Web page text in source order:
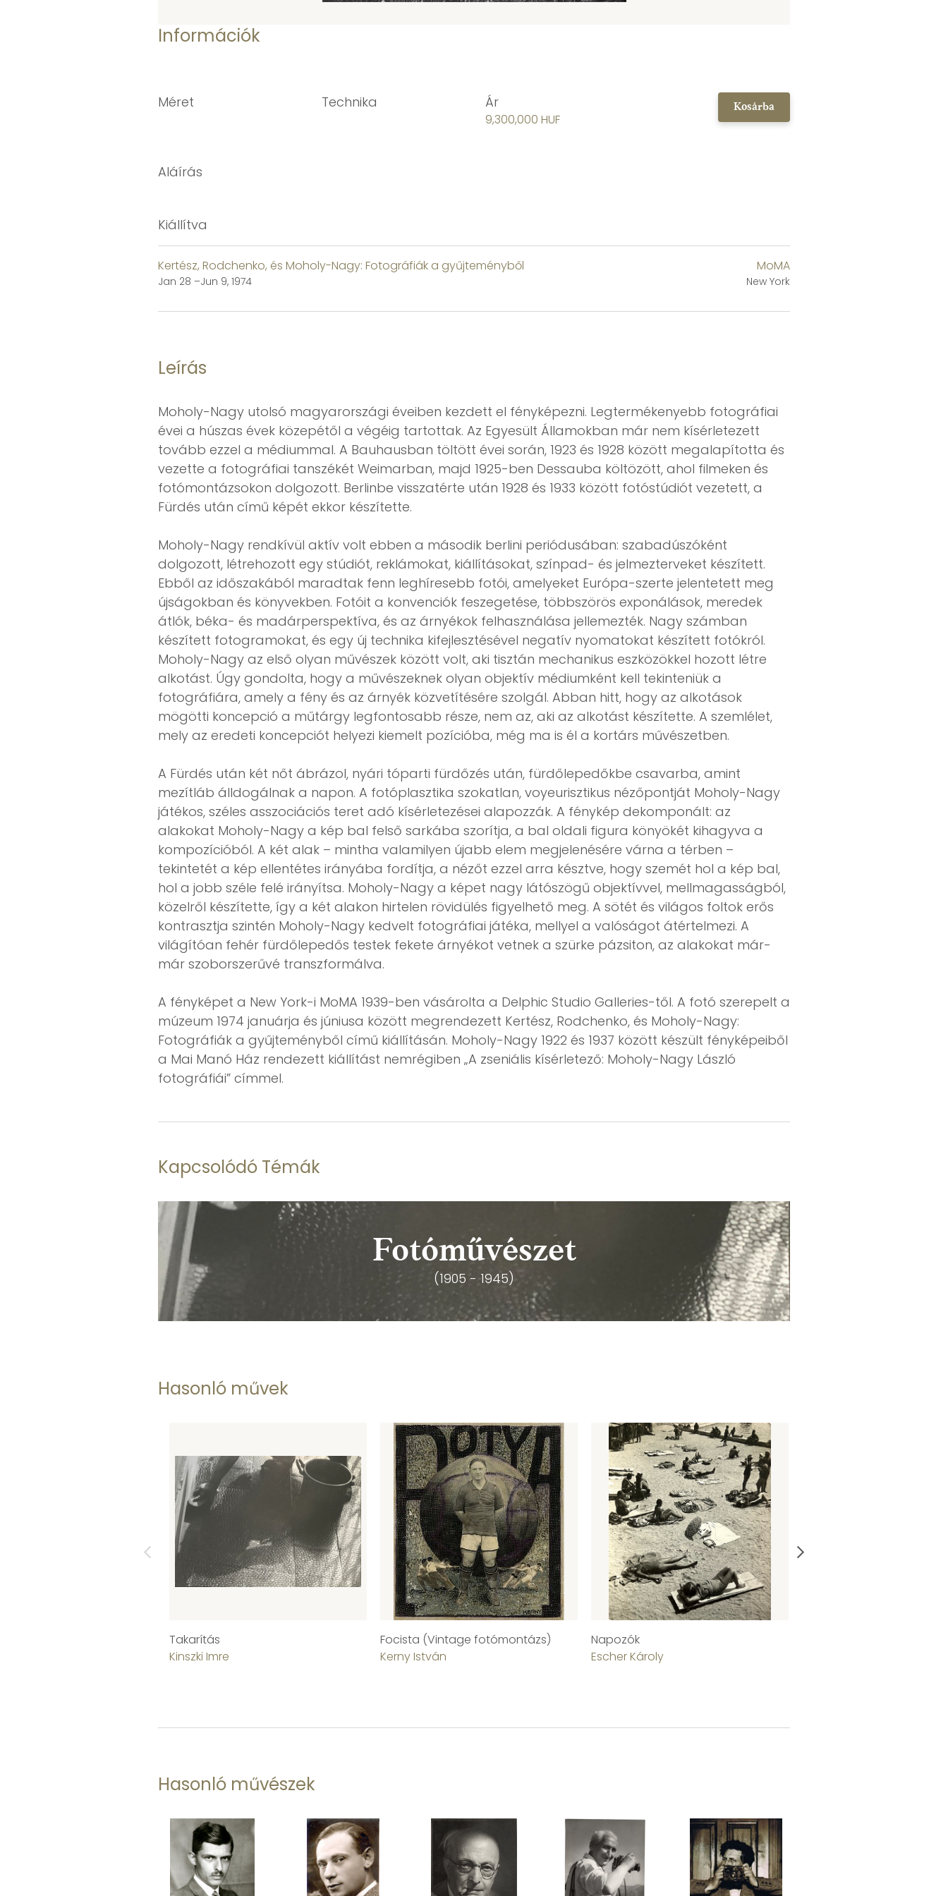
Információk
Méret Technika Ár
9,300,000 HUF
Kosárba
Aláírás
Kiállítva
Kertész, Rodchenko, és Moholy-Nagy: Fotográfiák a gyűjteményből
Jan 28 –Jun 9, 1974
MoMA
New York
Leírás
Moholy-Nagy utolsó magyarországi éveiben kezdett el fényképezni. Legtermékenyebb fotográfiai
évei a húszas évek közepétől a végéig tartottak. Az Egyesült Államokban már nem kísérletezett
tovább ezzel a médiummal. A Bauhausban töltött évei során, 1923 és 1928 között megalapította és
vezette a fotográfiai tanszékét Weimarban, majd 1925-ben Dessauba költözött, ahol filmeken és
fotómontázsokon dolgozott. Berlinbe visszatérte után 1928 és 1933 között fotóstúdiót vezetett, a
Fürdés után című képét ekkor készítette.
Moholy-Nagy rendkívül aktív volt ebben a második berlini periódusában: szabadúszóként
dolgozott, létrehozott egy stúdiót, reklámokat, kiállításokat, színpad- és jelmezterveket készített.
Ebből az időszakából maradtak fenn leghíresebb fotói, amelyeket Európa-szerte jelentetett meg
újságokban és könyvekben. Fotóit a konvenciók feszegetése, többszörös exponálások, meredek
átlók, béka- és madárperspektíva, és az árnyékok felhasználása jellemezték. Nagy számban
készített fotogramokat, és egy új technika kifejlesztésével negatív nyomatokat készített fotókról.
Moholy-Nagy az első olyan művészek között volt, aki tisztán mechanikus eszközökkel hozott létre
alkotást. Úgy gondolta, hogy a művészeknek olyan objektív médiumként kell tekinteniük a
fotográfiára, amely a fény és az árnyék közvetítésére szolgál. Abban hitt, hogy az alkotások
mögötti koncepció a műtárgy legfontosabb része, nem az, aki az alkotást készítette. A szemlélet,
mely az eredeti koncepciót helyezi kiemelt pozícióba, még ma is él a kortárs művészetben.
A Fürdés után két nőt ábrázol, nyári tóparti fürdőzés után, fürdőlepedőkbe csavarba, amint
mezítláb álldogálnak a napon. A fotóplasztika szokatlan, voyeurisztikus nézőpontját Moholy-Nagy
játékos, széles asszociációs teret adó kísérletezései alapozzák. A fénykép dekomponált: az
alakokat Moholy-Nagy a kép bal felső sarkába szorítja, a bal oldali figura könyökét kihagyva a
kompozícióból. A két alak – mintha valamilyen újabb elem megjelenésére várna a térben –
tekintetét a kép ellentétes irányába fordítja, a nézőt ezzel arra késztve, hogy szemét hol a kép bal,
hol a jobb széle felé irányítsa. Moholy-Nagy a képet nagy látószögű objektívvel, mellmagasságból,
közelről készítette, így a két alakon hirtelen rövidülés figyelhető meg. A sötét és világos foltok erős
kontrasztja szintén Moholy-Nagy kedvelt fotográfiai játéka, mellyel a valóságot átértelmezi. A
világítóan fehér fürdőlepedős testek fekete árnyékot vetnek a szürke pázsiton, az alakokat már-
már szoborszerűvé transzformálva.
A fényképet a New York-i MoMA 1939-ben vásárolta a Delphic Studio Galleries-től. A fotó szerepelt a
múzeum 1974 januárja és júniusa között megrendezett Kertész, Rodchenko, és Moholy-Nagy:
Fotográfiák a gyűjteményből című kiállításán. Moholy-Nagy 1922 és 1937 között készült fényképeiből
a Mai Manó Ház rendezett kiállítást nemrégiben „A zseniális kísérletező: Moholy-Nagy László
fotográfiái” címmel.
Kapcsolódó Témák
Fotóművészet
(1905 - 1945)
Hasonló művek
Takarítás
Kinszki Imre
Focista (Vintage fotómontázs)
Kerny István
Napozók
Escher Károly
Hasonló művészek